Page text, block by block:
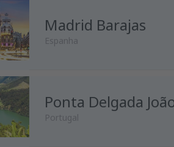
Madrid Barajas
Espanha
Portugal